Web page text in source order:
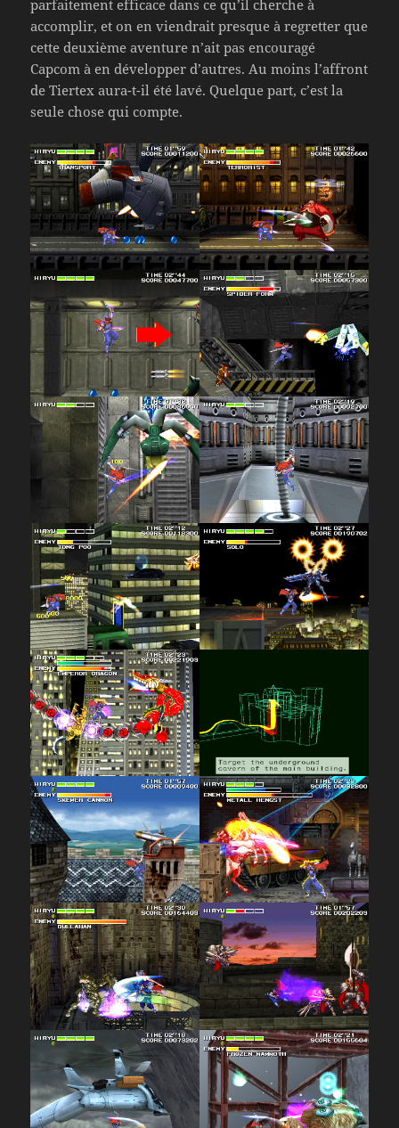
parfaitement efficace dans ce qu’il cherche à
accomplir, et on en viendrait presque à regretter que
cette deuxième aventure n’ait pas encouragé
Capcom à en développer d’autres. Au moins l’affront
de Tiertex aura-t-il été lavé. Quelque part, c’est la
seule chose qui compte.